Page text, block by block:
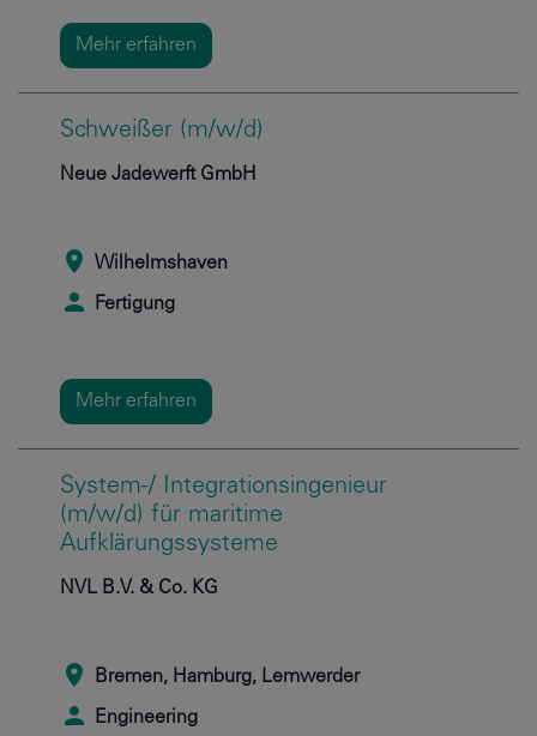
Mehr erfahren
Schweißer (m/w/d)
Neue Jadewerft GmbH
Wilhelmshaven
Fertigung
Mehr erfahren
System-/ Integrationsingenieur
(m/w/d) für maritime
Aufklärungssysteme
NVL B.V. & Co. KG
Bremen, Hamburg, Lemwerder
Engineering